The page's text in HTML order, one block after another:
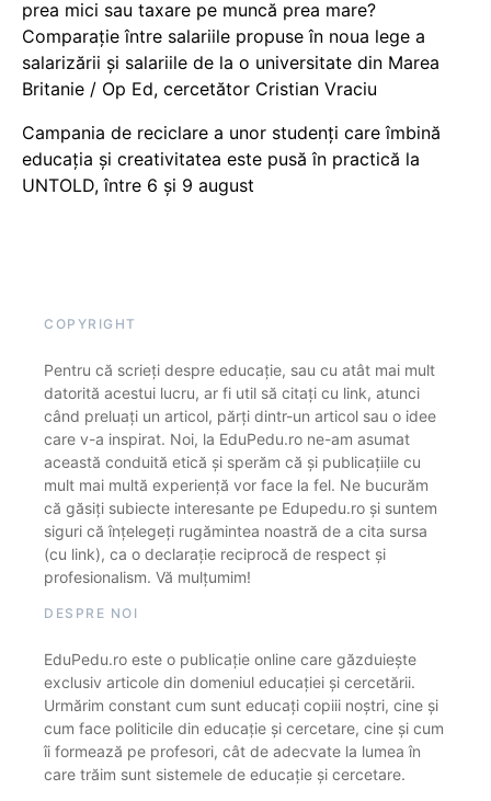
prea mici sau taxare pe muncă prea mare?
Comparație între salariile propuse în noua lege a
salarizării și salariile de la o universitate din Marea
Britanie / Op Ed, cercetător Cristian Vraciu
Campania de reciclare a unor studenți care îmbină
educația și creativitatea este pusă în practică la
UNTOLD, între 6 și 9 august
COPYRIGHT
Pentru că scrieți despre educație, sau cu atât mai mult
datorită acestui lucru, ar fi util să citați cu link, atunci
când preluați un articol, părți dintr-un articol sau o idee
care v-a inspirat. Noi, la EduPedu.ro ne-am asumat
această conduită etică și sperăm că și publicațiile cu
mult mai multă experiență vor face la fel. Ne bucurăm
că găsiți subiecte interesante pe Edupedu.ro și suntem
siguri că înțelegeți rugămintea noastră de a cita sursa
(cu link), ca o declarație reciprocă de respect și
profesionalism. Vă mulțumim!
DESPRE NOI
EduPedu.ro este o publicație online care găzduiește
exclusiv articole din domeniul educației și cercetării.
Urmărim constant cum sunt educați copiii noștri, cine și
cum face politicile din educație și cercetare, cine și cum
îi formează pe profesori, cât de adecvate la lumea în
care trăim sunt sistemele de educație și cercetare.